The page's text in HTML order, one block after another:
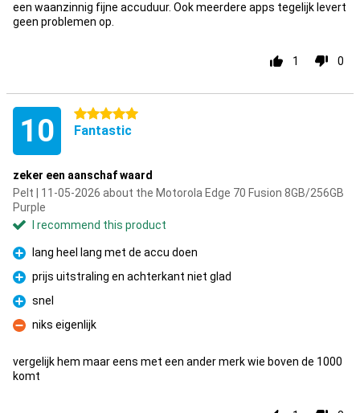
een waanzinnig fijne accuduur. Ook meerdere apps tegelijk levert
geen problemen op.
1 0
10 5 stars
Fantastic
zeker een aanschaf waard
Pelt | 11-05-2026 about the Motorola Edge 70 Fusion 8GB/256GB
Purple
I recommend this product
Pro
lang heel lang met de accu doen
Pro
prijs uitstraling en achterkant niet glad
Pro
snel
Con
niks eigenlijk
vergelijk hem maar eens met een ander merk wie boven de 1000
komt